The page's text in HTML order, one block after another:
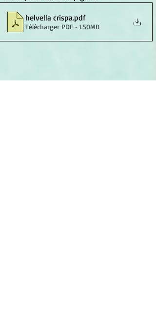
helvella crispa.pdf
Télécharger PDF • 1.50MB